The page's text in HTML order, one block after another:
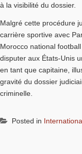
à la visibilité du dossier.
Malgré cette procédure
carrière sportive avec
Morocco national
disputer aux États-Unis
en tant que capitaine,
gravité du dossier
criminelle.
Posted in